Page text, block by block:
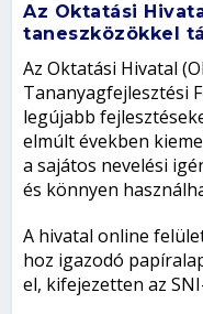
Az Oktatási
taneszközökkel
Az Oktatási Hivatal
Tananyagfejlesztési
legújabb
elmúlt években
a sajátos nevelési
és könnyen
A hivatal online
hoz igazodó
el, kifejezetten az